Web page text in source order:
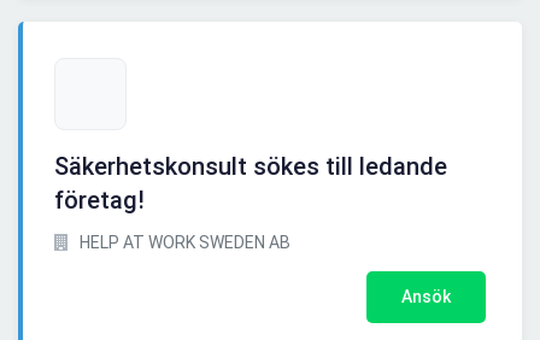
Säkerhetskonsult sökes till ledande
företag!
HELP AT WORK SWEDEN AB
Ansök